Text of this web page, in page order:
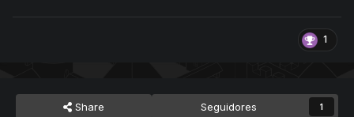
1
Share Seguidores 1